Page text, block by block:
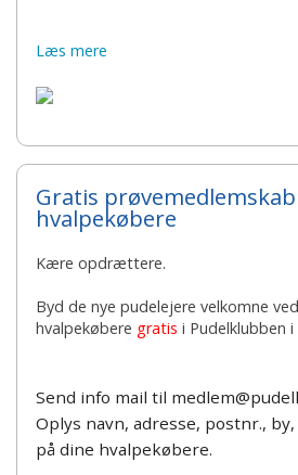
Læs mere
Gratis
hvalpekøbere
Kære opdrættere.
Byd de nye pudelejere velkomne
hvalpekøbere gratis i Pudelklubben
Send info mail til
Oplys navn, adresse, postnr.,
på dine hvalpekøbere.